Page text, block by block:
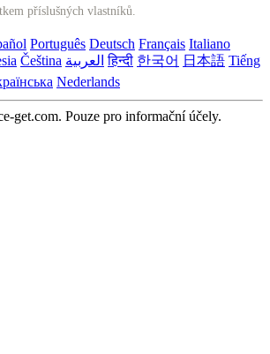
příslušných vlastníků.
Português Deutsch Français Italiano
Čeština العربية हिन्दी 한국어 日本語 Tiếng
Nederlands
get.com. Pouze pro informační účely.